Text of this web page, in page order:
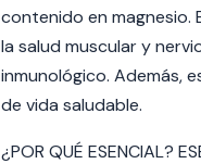
contenido en magnesio.
la salud muscular y
inmunológico. Además,
de vida saludable.
¿POR QUÉ ESENCIAL?